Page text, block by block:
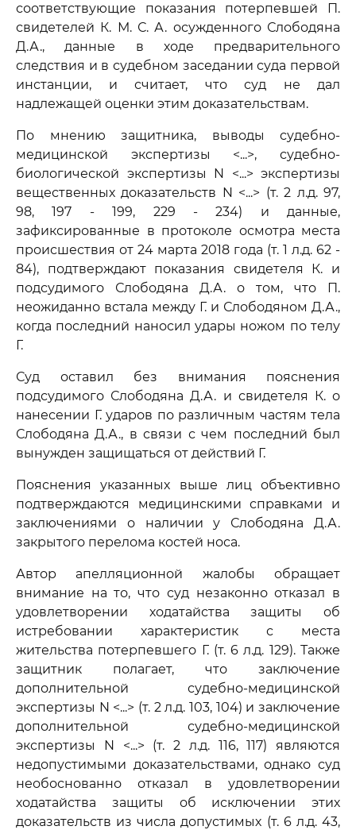
соответствующие показания потерпевшей П.
свидетелей К. М. С. А. осужденного Слободяна
Д.А., данные в ходе предварительного
следствия и в судебном заседании суда первой
инстанции, и считает, что суд не дал
надлежащей оценки этим доказательствам.
По мнению защитника, выводы судебно-
медицинской экспертизы <...>, судебно-
биологической экспертизы N <...> экспертизы
вещественных доказательств N <...> (т. 2 л.д. 97,
98, 197 - 199, 229 - 234) и данные,
зафиксированные в протоколе осмотра места
происшествия от 24 марта 2018 года (т. 1 л.д. 62 -
84), подтверждают показания свидетеля К. и
подсудимого Слободяна Д.А. о том, что П.
неожиданно встала между Г. и Слободяном Д.А.,
когда последний наносил удары ножом по телу
Г.
Суд оставил без внимания пояснения
подсудимого Слободяна Д.А. и свидетеля К. о
нанесении Г. ударов по различным частям тела
Слободяна Д.А., в связи с чем последний был
вынужден защищаться от действий Г.
Пояснения указанных выше лиц объективно
подтверждаются медицинскими справками и
заключениями о наличии у Слободяна Д.А.
закрытого перелома костей носа.
Автор апелляционной жалобы обращает
внимание на то, что суд незаконно отказал в
удовлетворении ходатайства защиты об
истребовании характеристик с места
жительства потерпевшего Г. (т. 6 л.д. 129). Также
защитник полагает, что заключение
дополнительной судебно-медицинской
экспертизы N <...> (т. 2 л.д. 103, 104) и заключение
дополнительной судебно-медицинской
экспертизы N <...> (т. 2 л.д. 116, 117) являются
недопустимыми доказательствами, однако суд
необоснованно отказал в удовлетворении
ходатайства защиты об исключении этих
доказательств из числа допустимых (т. 6 л.д. 43,